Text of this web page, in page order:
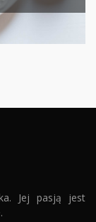
Jej pasją jest